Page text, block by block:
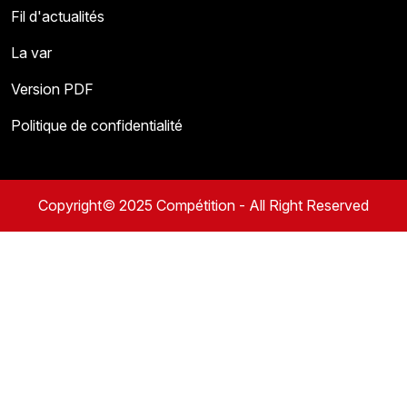
Fil d'actualités
La var
Version PDF
Politique de confidentialité
Copyright© 2025 Compétition - All Right Reserved